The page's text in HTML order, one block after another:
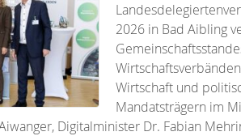
2026 in Bad Aibling
Wirtschaft und
Mandatsträgern im
Digitalminister Dr. Fabian